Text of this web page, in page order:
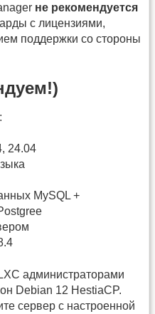
не рекомендуется
с лицензиями,
поддержки со стороны
24.04
MySQL +
администраторами
Debian 12 HestiaCP.
сервер с настроенной